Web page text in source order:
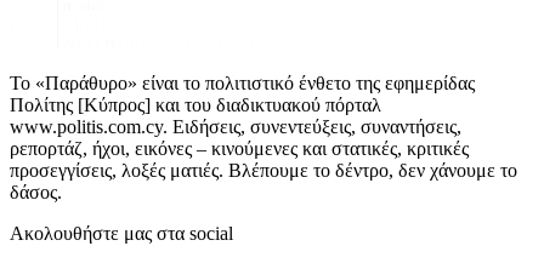
Το «Παράθυρο» είναι το πολιτιστικό ένθετο της εφημερίδας
Πολίτης [Κύπρος] και του διαδικτυακού πόρταλ
www.politis.com.cy. Ειδήσεις, συνεντεύξεις, συναντήσεις,
ρεπορτάζ, ήχοι, εικόνες – κινούμενες και στατικές, κριτικές
προσεγγίσεις, λοξές ματιές. Βλέπουμε το δέντρο, δεν χάνουμε το
δάσος.
Ακολουθήστε μας στα social